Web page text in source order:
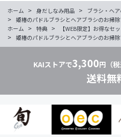
ホーム > 身だしなみ用品 > ブラシ・ヘ
>
姫椿のパドルブラシとヘアブラシのお掃
ホーム
> 特典 > 【WEB限定】お得なセ
> 姫椿のパドルブラシとヘアブラシのお掃
KAIストアで3,300円（
送料無